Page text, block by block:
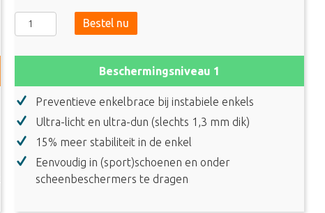
Zamst
Filmista
Enkelbrace
Bestel nu
Beschermingsniveau 1
Preventieve enkelbrace bij instabiele enkels
Ultra-licht en ultra-dun (slechts 1,3 mm dik)
15% meer stabiliteit in de enkel
Eenvoudig in (sport)schoenen en onder
scheenbeschermers te dragen